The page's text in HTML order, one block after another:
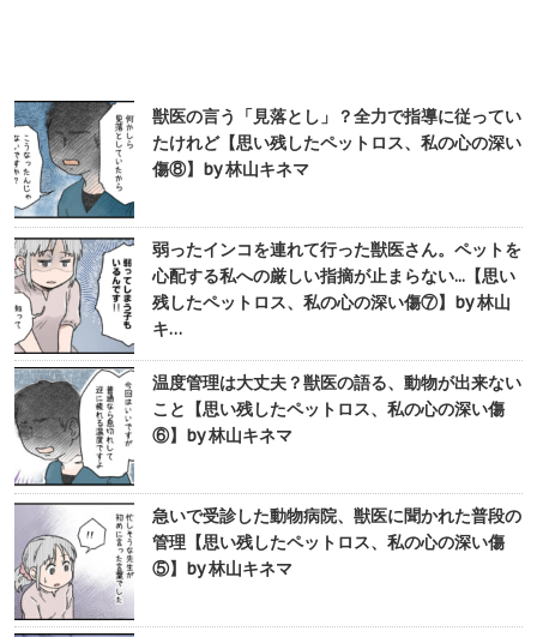
獣医の言う「見落とし」？全力で指導に従ってい
たけれど【思い残したペットロス、私の心の深い
傷⑧】by 林山キネマ
弱ったインコを連れて行った獣医さん。ペットを
心配する私への厳しい指摘が止まらない...【思い
残したペットロス、私の心の深い傷⑦】by 林山
キ…
温度管理は大丈夫？獣医の語る、動物が出来ない
こと【思い残したペットロス、私の心の深い傷
⑥】by 林山キネマ
急いで受診した動物病院、獣医に聞かれた普段の
管理【思い残したペットロス、私の心の深い傷
⑤】by 林山キネマ